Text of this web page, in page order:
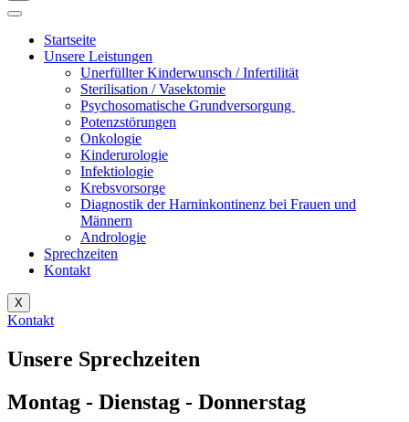
Startseite
Unsere Leistungen
Unerfüllter Kinderwunsch / Infertilität
Sterilisation / Vasektomie
Psychosomatische Grundversorgung
Potenzstörungen
Onkologie
Kinderurologie
Infektiologie
Krebsvorsorge
Diagnostik der Harninkontinenz bei Frauen und
Männern
Andrologie
Sprechzeiten
Kontakt
X
Kontakt
Unsere Sprechzeiten
Montag - Dienstag - Donnerstag